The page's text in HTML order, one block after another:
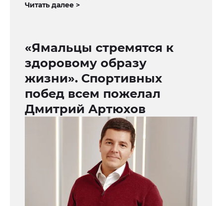
Читать далее >
«Ямальцы стремятся к
здоровому образу
жизни». Спортивных
побед всем пожелал
Дмитрий Артюхов